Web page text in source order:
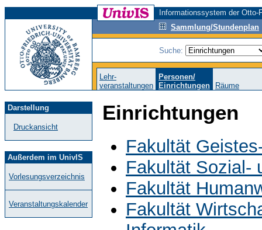
Informationssystem der
Sammlung/Stundenplan
Suche:
Lehr-
veranstaltungen
Personen/
Einrichtungen
Räume
Darstellung
Druckansicht
Außerdem im UnivIS
Vorlesungsverzeichnis
Veranstaltungskalender
Einrichtungen
Fakultät
Fakultät Sozial-
Fakultät
Fakultät